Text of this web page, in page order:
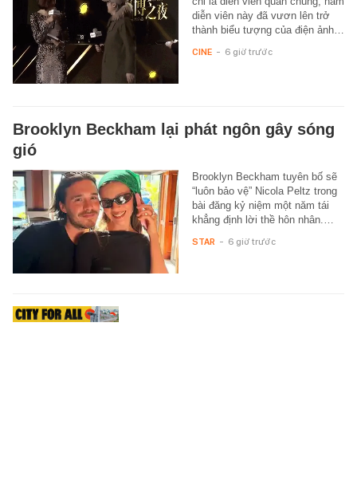
diễn viên này đã vươn lên trở
thành biểu tượng của điện ảnh…
CINE - 6 giờ trước
Brooklyn Beckham lại phát ngôn gây sóng
gió
Brooklyn Beckham tuyên bố sẽ
“luôn bảo vệ” Nicola Peltz trong
bài đăng kỷ niệm một năm tái
khẳng định lời thề hôn nhân.…
STAR - 6 giờ trước